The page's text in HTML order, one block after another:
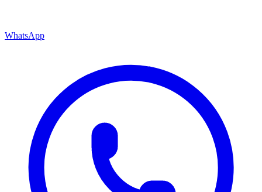
WhatsApp